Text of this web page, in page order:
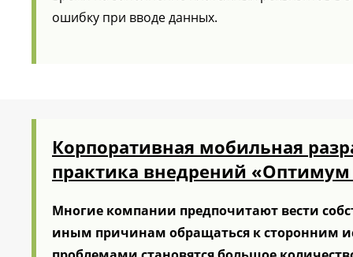
ошибку при вводе данных.
Корпоративная мобильная
практика внедрений «Оптимум
Многие компании предпочитают вести
иным причинам обращаться к сторонним